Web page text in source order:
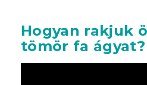
Hogyan rakjuk
tömör fa ágyat?